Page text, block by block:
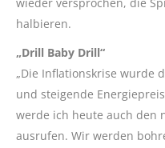
halbieren.
„Drill Baby Drill“
„Die Inflationskrise wurde
und steigende
werde ich heute auch den
ausrufen. Wir werden